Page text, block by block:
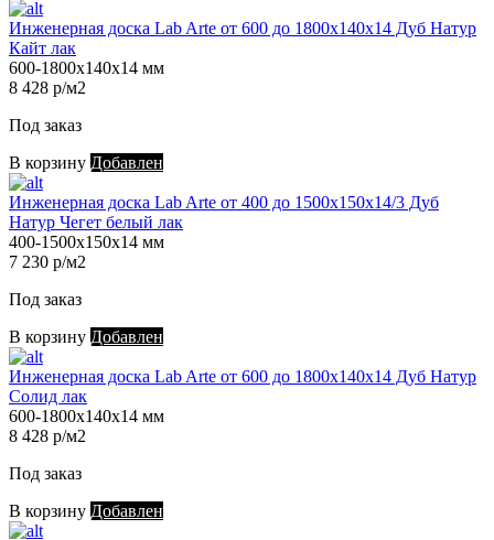
Инженерная доска Lab Arte от 600 до 1800х140х14 Дуб Натур
Кайт лак
600-1800х140х14 мм
8 428 р/м2
Под заказ
В корзину Добавлен
Инженерная доска Lab Arte от 400 до 1500х150х14/3 Дуб
Натур Чегет белый лак
400-1500х150х14 мм
7 230 р/м2
Под заказ
В корзину Добавлен
Инженерная доска Lab Arte от 600 до 1800х140х14 Дуб Натур
Солид лак
600-1800х140х14 мм
8 428 р/м2
Под заказ
В корзину Добавлен